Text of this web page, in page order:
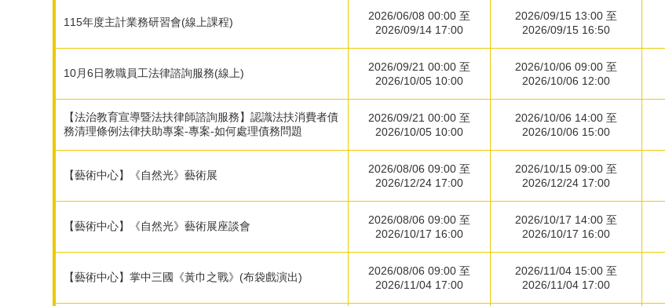
115年度主計業務研習會(線上課程)
2026/06/08 00:00 至
2026/09/14 17:00
2026/09/15 13:00 至
2026/09/15 16:50
10月6日教職員工法律諮詢服務(線上)
2026/09/21 00:00 至
2026/10/05 10:00
2026/10/06 09:00 至
2026/10/06 12:00
【法治教育宣導暨法扶律師諮詢服務】認識法扶消費者債
務清理條例法律扶助專案-專案-如何處理債務問題
2026/09/21 00:00 至
2026/10/05 10:00
2026/10/06 14:00 至
2026/10/06 15:00
【藝術中心】《自然光》藝術展
2026/08/06 09:00 至
2026/12/24 17:00
2026/10/15 09:00 至
2026/12/24 17:00
【藝術中心】《自然光》藝術展座談會
2026/08/06 09:00 至
2026/10/17 16:00
2026/10/17 14:00 至
2026/10/17 16:00
【藝術中心】掌中三國《黃巾之戰》(布袋戲演出)
2026/08/06 09:00 至
2026/11/04 17:00
2026/11/04 15:00 至
2026/11/04 17:00